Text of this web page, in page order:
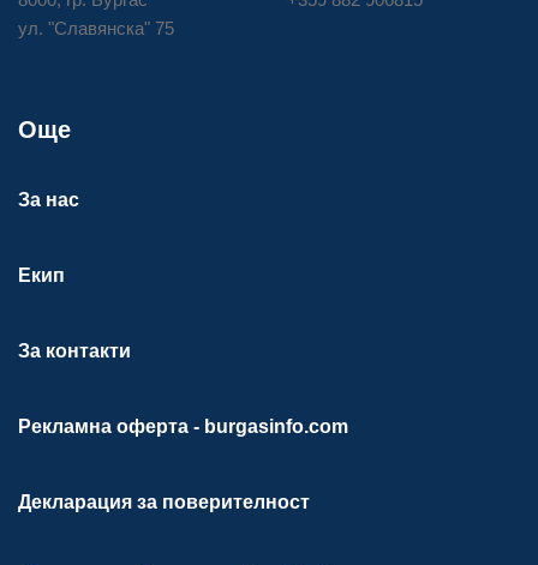
ул. "Славянска" 75
Още
За нас
Екип
За контакти
Рекламна оферта - burgasinfo.com
Декларация за поверителност